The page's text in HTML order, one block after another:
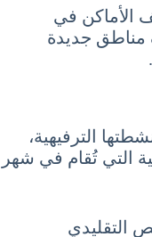
الأماكن في
مناطق جديدة
الترفيهية،
التي تُقام في شهر
التقليدي